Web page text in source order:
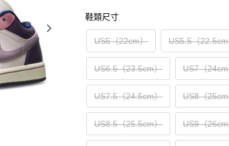
鞋類尺寸
US5（22cm） US5.5（
US6.5（23.5cm） US7（
US7.5（24.5cm） US8（
US8.5（25.5cm） US9（